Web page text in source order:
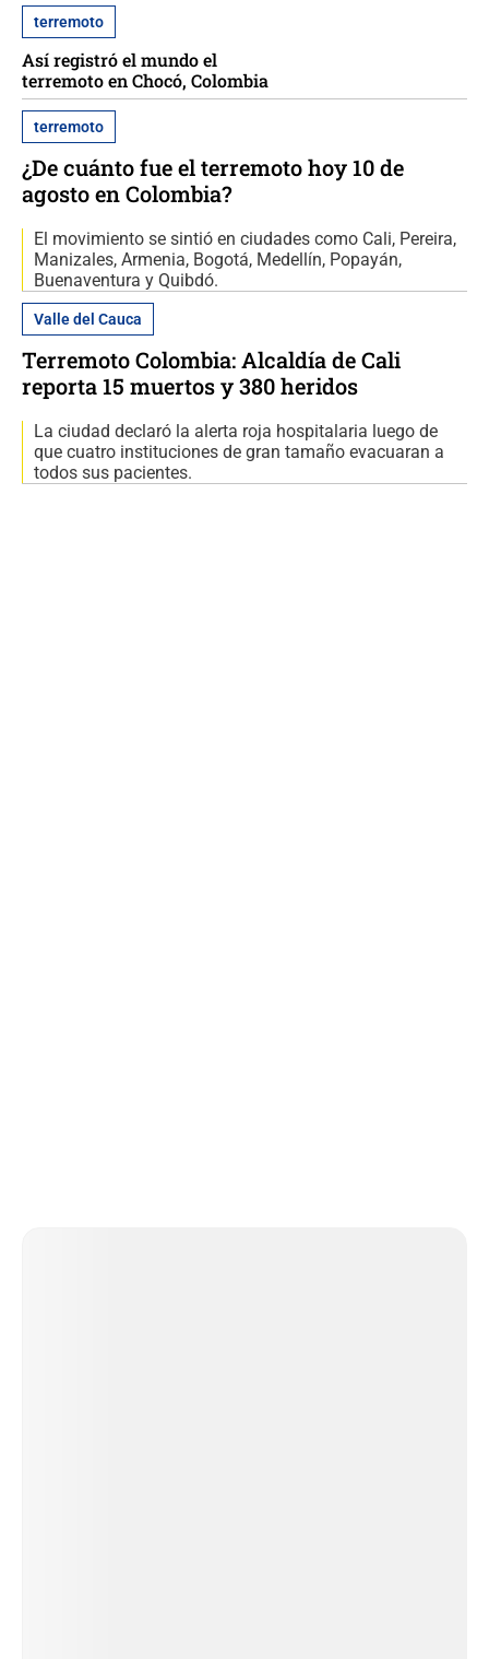
terremoto
Así registró el mundo el
terremoto en Chocó, Colombia
terremoto
¿De cuánto fue el terremoto hoy 10 de
agosto en Colombia?
El movimiento se sintió en ciudades como Cali, Pereira,
Manizales, Armenia, Bogotá, Medellín, Popayán,
Buenaventura y Quibdó.
Valle del Cauca
Terremoto Colombia: Alcaldía de Cali
reporta 15 muertos y 380 heridos
La ciudad declaró la alerta roja hospitalaria luego de
que cuatro instituciones de gran tamaño evacuaran a
todos sus pacientes.